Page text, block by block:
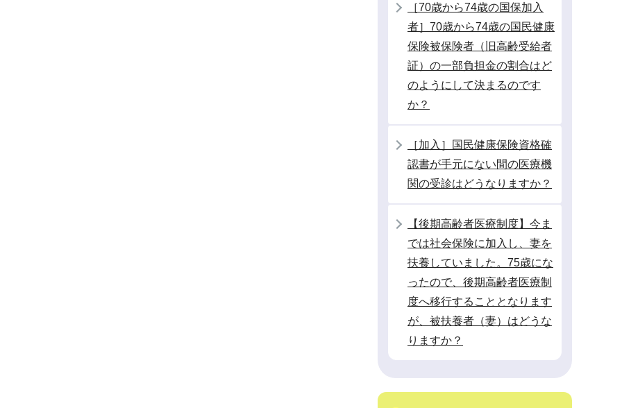
［70歳から74歳の国保加入
者］70歳から74歳の国民健康
保険被保険者（旧高齢受給者
証）の一部負担金の割合はど
のようにして決まるのです
か？
［加入］国民健康保険資格確
認書が手元にない間の医療機
関の受診はどうなりますか？
【後期高齢者医療制度】今ま
では社会保険に加入し、妻を
扶養していました。75歳にな
ったので、後期高齢者医療制
度へ移行することとなります
が、被扶養者（妻）はどうな
りますか？